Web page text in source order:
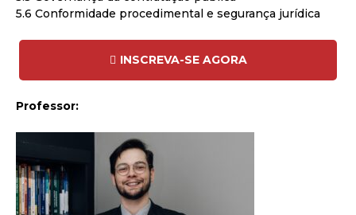
5.6 Conformidade procedimental e segurança jurídica
INSCREVA-SE AGORA
Professor: